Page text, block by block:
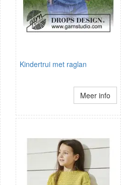
Kindertrui met raglan
Meer info